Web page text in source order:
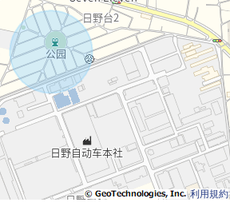
座的厕所
部对讲机
行17分钟(约1300m)
野台2丁目商店步行4分钟(约320m)
学步行2分钟(约130m)
给予帮助的━━━━━・・・
是如有意向，请跟我们联系。
利用規約